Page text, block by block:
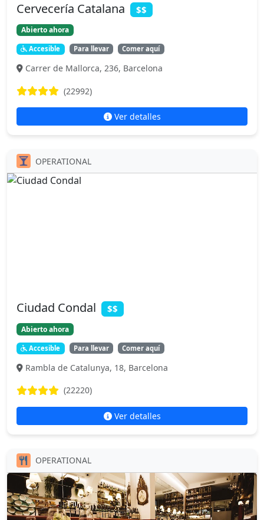
Cervecería Catalana $$
Abierto ahora
Accesible Para llevar Comer aquí
Carrer de Mallorca, 236, Barcelona
(22992)
Ver detalles
OPERATIONAL
Ciudad Condal $$
Abierto ahora
Accesible Para llevar Comer aquí
Rambla de Catalunya, 18, Barcelona
(22220)
Ver detalles
OPERATIONAL